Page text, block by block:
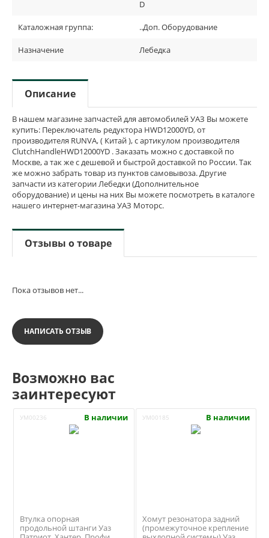
D
Каталожная группа: ..Доп. Оборудование
Назначение Лебедка
Описание
В нашем магазине запчастей для автомобилей УАЗ Вы можете
купить: Переключатель редуктора HWD12000YD, от
производителя RUNVA, ( Китай ), с артикулом производителя
ClutchHandleHWD12000YD . Заказать можно с доставкой по
Москве, а так же с дешевой и быстрой доставкой по России. Так
же можно забрать товар из пунктов самовывоза. Другие
запчасти из категории Лебедки (Дополнительное
оборудование) и цены на них Вы можете посмотреть в каталоге
нашего интернет-магазина УАЗ Моторс.
Отзывы о товаре
Пока отзывов нет...
НАПИСАТЬ ОТЗЫВ
Возможно вас
заинтересуют
УМ00236 В наличии
Втулка опорная
продольной штанги Уаз
УМ00185 В наличии
Хомут резонатора задний
(промежуточное крепление